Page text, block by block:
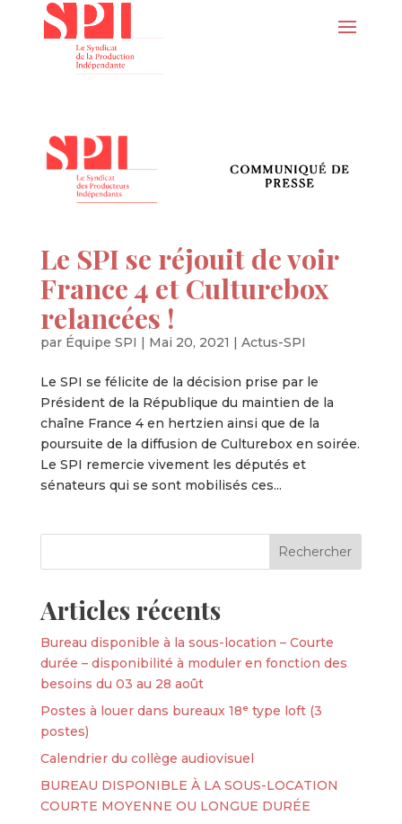
Le SPI se réjouit de voir
France 4 et Culturebox
relancées !
par Équipe SPI | Mai 20, 2021 | Actus-SPI
Le SPI se félicite de la décision prise par le
Président de la République du maintien de la
chaîne France 4 en hertzien ainsi que de la
poursuite de la diffusion de Culturebox en soirée.
Le SPI remercie vivement les députés et
sénateurs qui se sont mobilisés ces...
Articles récents
Bureau disponible à la sous-location – Courte
durée – disponibilité à moduler en fonction des
besoins du 03 au 28 août
Postes à louer dans bureaux 18ᵉ type loft (3
postes)
Calendrier du collège audiovisuel
BUREAU DISPONIBLE À LA SOUS-LOCATION
COURTE MOYENNE OU LONGUE DURÉE